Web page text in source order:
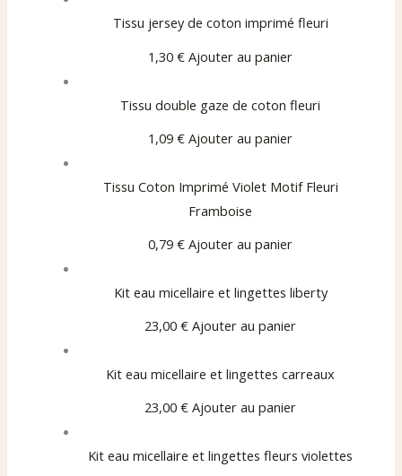
Tissu jersey de coton imprimé fleuri
1,30 € Ajouter au panier
Tissu double gaze de coton fleuri
1,09 € Ajouter au panier
Tissu Coton Imprimé Violet Motif Fleuri
Framboise
0,79 € Ajouter au panier
Kit eau micellaire et lingettes liberty
23,00 € Ajouter au panier
Kit eau micellaire et lingettes carreaux
23,00 € Ajouter au panier
Kit eau micellaire et lingettes fleurs violettes